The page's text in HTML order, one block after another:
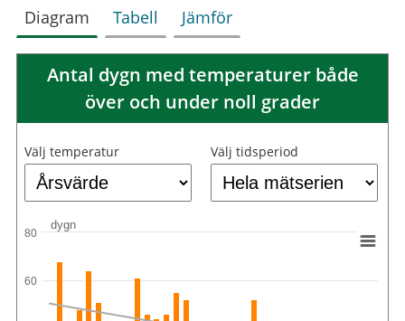
Diagram Tabell Jämför
Antal dygn med temperaturer både
över och under noll grader
Välj temperatur Välj tidsperiod
dygn
60
80